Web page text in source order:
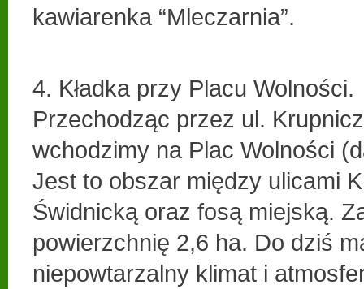
kawiarenka “Mleczarnia”.
4. Kładka przy Placu Wolności.
Przechodząc przez ul.
wchodzimy na Plac Wolności
Jest to obszar między ulicami
Świdnicką oraz fosą miejską.
powierzchnię 2,6 ha. Do dziś
niepowtarzalny klimat i